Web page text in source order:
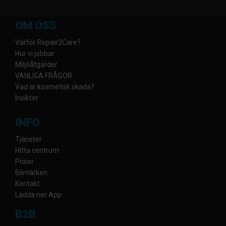
OM OSS
Varför Repair2Care?
Hur vi jobbar
Miljöåtgärder
VANLIGA FRÅGOR
Vad är kosmetisk skada?
Insikter
INFO
Tjänster
Hitta centrum
Priser
Bilmärken
Kontakt
Ladda ner App
B2B